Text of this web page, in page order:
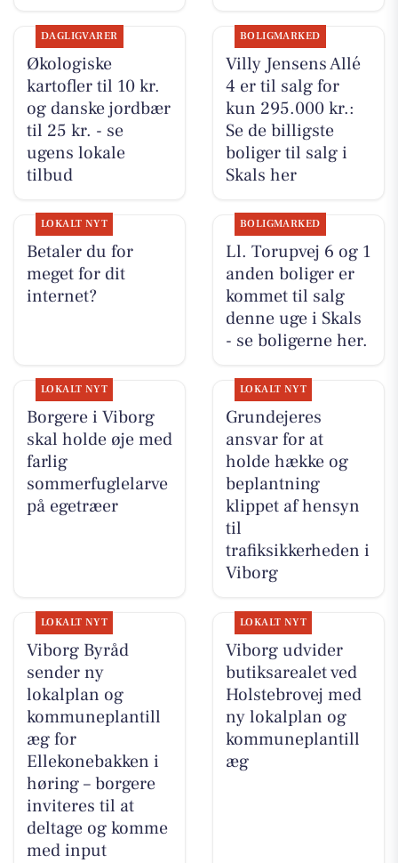
DAGLIGVARER
Økologiske
kartofler til 10 kr.
og danske jordbær
til 25 kr. - se
ugens lokale
tilbud
BOLIGMARKED
Villy Jensens Allé
4 er til salg for
kun 295.000 kr.:
Se de billigste
boliger til salg i
Skals her
LOKALT NYT
Betaler du for
meget for dit
internet?
BOLIGMARKED
Ll. Torupvej 6 og 1
anden boliger er
kommet til salg
denne uge i Skals
- se boligerne her.
LOKALT NYT
Borgere i Viborg
skal holde øje med
farlig
sommerfuglelarve
på egetræer
LOKALT NYT
Grundejeres
ansvar for at
holde hække og
beplantning
klippet af hensyn
til
trafiksikkerheden i
Viborg
LOKALT NYT
Viborg Byråd
sender ny
lokalplan og
kommuneplantill
æg for
Ellekonebakken i
høring – borgere
inviteres til at
deltage og komme
med input
LOKALT NYT
Viborg udvider
butiksarealet ved
Holstebrovej med
ny lokalplan og
kommuneplantill
æg